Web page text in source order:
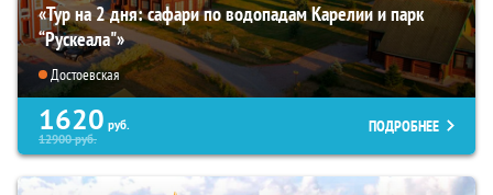
«Тур на 2 дня: сафари по водопадам Карелии и парк
“Рускеала"»
Достоевская
1620 руб.
12900руб.
ПОДРОБНЕЕ